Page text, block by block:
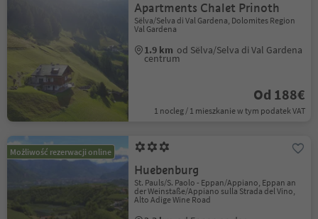
Apartments Chalet Prinoth
Sëlva/Selva di Val Gardena, Dolomites Region
Val Gardena
1.9 km od Sëlva/Selva di Val Gardena
centrum
Od 188€
1 nocleg / 1 mieszkanie w tym podatek VAT
Możliwość rezerwacji online
Huebenburg
St. Pauls/S. Paolo - Eppan/Appiano, Eppan an
der Weinstaße/Appiano sulla Strada del Vino,
Alto Adige Wine Road